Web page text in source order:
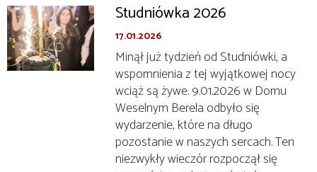
Studniówka 2026
17.01.2026
Minął już tydzień od Studniówki, a
wspomnienia z tej wyjątkowej nocy
wciąż są żywe. 9.01.2026 w Domu
Weselnym Berela odbyło się
wydarzenie, które na długo
pozostanie w naszych sercach. Ten
niezwykły wieczór rozpoczął się